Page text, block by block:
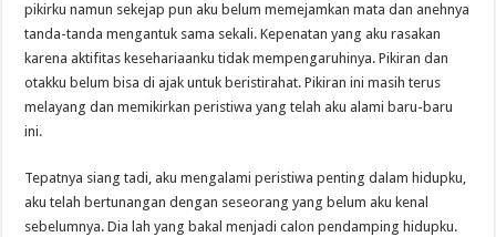
pikirku namun sekejap pun aku belum memejamkan mata dan anehnya
tanda-tanda mengantuk sama sekali. Kepenatan yang aku rasakan
karena aktifitas kesehariaanku tidak mempengaruhinya. Pikiran dan
otakku belum bisa di ajak untuk beristirahat. Pikiran ini masih terus
melayang dan memikirkan peristiwa yang telah aku alami baru-baru
ini.
Tepatnya siang tadi, aku mengalami peristiwa penting dalam hidupku,
aku telah bertunangan dengan seseorang yang belum aku kenal
sebelumnya. Dia lah yang bakal menjadi calon pendamping hidupku.